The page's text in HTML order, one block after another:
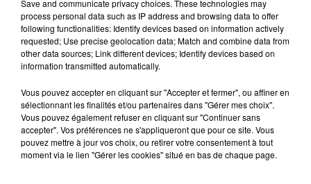
Cela fait déjà une semaine que la centrale
nucléaire ardennaise est à l'arrêt. Une situation
justifiée par la sécheresse intense qui est toujours
présente.
7 août 2026
LE MAGASIN JOUÉCLUB DE REIMS FERME
Save and communicate privacy choices. These technologies may
process personal data such as IP address and browsing data to offer
following functionalities: Identify devices based on information actively
requested; Use precise geolocation data; Match and combine data from
other data sources; Link different devices; Identify devices based on
information transmitted automatically.
Vous pouvez accepter en cliquant sur "Accepter et fermer", ou affiner en
sélectionnant les finalités et/ou partenaires dans "Gérer mes choix".
Vous pouvez également refuser en cliquant sur "Continuer sans
accepter". Vos préférences ne s'appliqueront que pour ce site. Vous
pouvez mettre à jour vos choix, ou retirer votre consentement à tout
moment via le lien "Gérer les cookies" situé en bas de chaque page.